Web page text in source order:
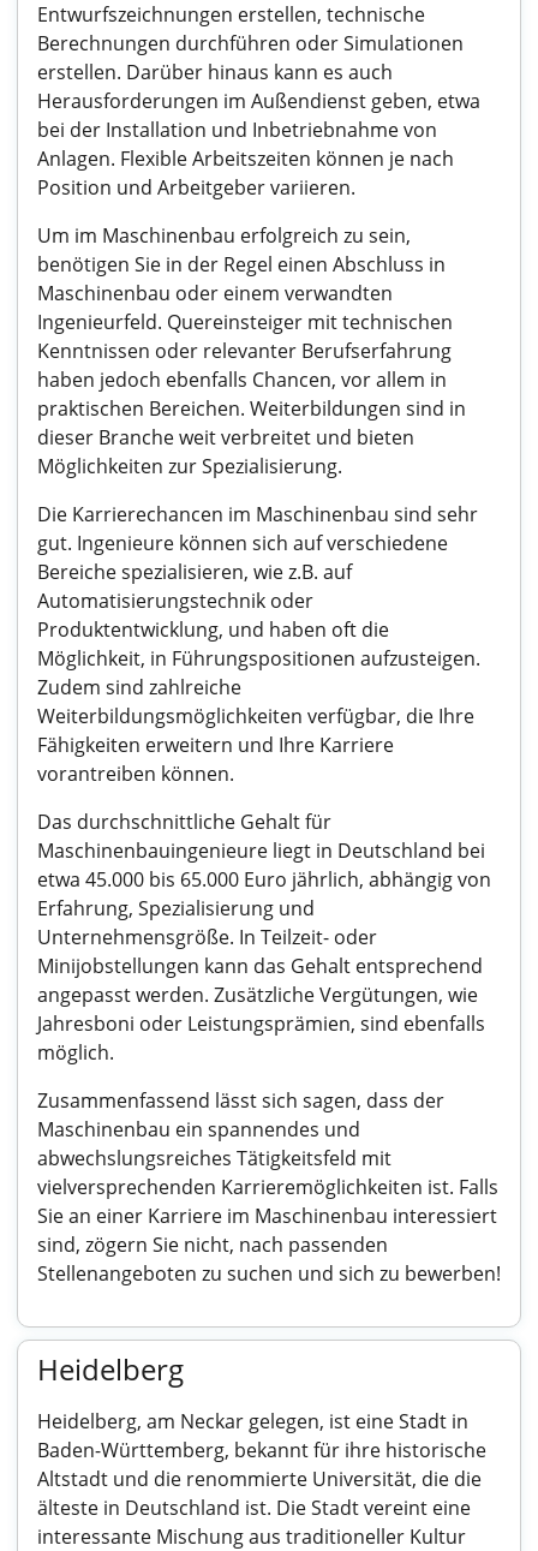
Entwurfszeichnungen erstellen, technische
Berechnungen durchführen oder Simulationen
erstellen. Darüber hinaus kann es auch
Herausforderungen im Außendienst geben, etwa
bei der Installation und Inbetriebnahme von
Anlagen. Flexible Arbeitszeiten können je nach
Position und Arbeitgeber variieren.
Um im Maschinenbau erfolgreich zu sein,
benötigen Sie in der Regel einen Abschluss in
Maschinenbau oder einem verwandten
Ingenieurfeld. Quereinsteiger mit technischen
Kenntnissen oder relevanter Berufserfahrung
haben jedoch ebenfalls Chancen, vor allem in
praktischen Bereichen. Weiterbildungen sind in
dieser Branche weit verbreitet und bieten
Möglichkeiten zur Spezialisierung.
Die Karrierechancen im Maschinenbau sind sehr
gut. Ingenieure können sich auf verschiedene
Bereiche spezialisieren, wie z.B. auf
Automatisierungstechnik oder
Produktentwicklung, und haben oft die
Möglichkeit, in Führungspositionen aufzusteigen.
Zudem sind zahlreiche
Weiterbildungsmöglichkeiten verfügbar, die Ihre
Fähigkeiten erweitern und Ihre Karriere
vorantreiben können.
Das durchschnittliche Gehalt für
Maschinenbauingenieure liegt in Deutschland bei
etwa 45.000 bis 65.000 Euro jährlich, abhängig von
Erfahrung, Spezialisierung und
Unternehmensgröße. In Teilzeit- oder
Minijobstellungen kann das Gehalt entsprechend
angepasst werden. Zusätzliche Vergütungen, wie
Jahresboni oder Leistungsprämien, sind ebenfalls
möglich.
Zusammenfassend lässt sich sagen, dass der
Maschinenbau ein spannendes und
abwechslungsreiches Tätigkeitsfeld mit
vielversprechenden Karrieremöglichkeiten ist. Falls
Sie an einer Karriere im Maschinenbau interessiert
sind, zögern Sie nicht, nach passenden
Stellenangeboten zu suchen und sich zu bewerben!
Heidelberg
Heidelberg, am Neckar gelegen, ist eine Stadt in
Baden-Württemberg, bekannt für ihre historische
Altstadt und die renommierte Universität, die die
älteste in Deutschland ist. Die Stadt vereint eine
interessante Mischung aus traditioneller Kultur